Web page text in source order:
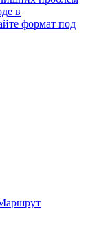
в
формат под